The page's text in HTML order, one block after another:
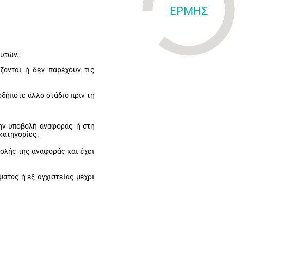
ή δεν παρέχουν τις
άλλο στάδιο πριν τη
υποβολή αναφοράς ή στη
της αναφοράς και έχει
ή εξ αγχιστείας μέχρι
ΕΡΜΗΣ